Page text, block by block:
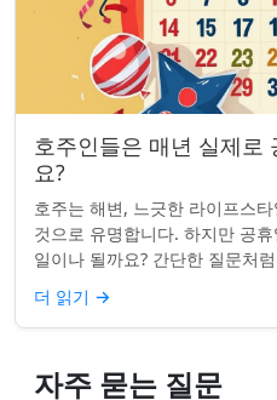
호주인들은 매년 실제로
요?
호주는 해변, 느긋한 라이프스
것으로 유명합니다. 하지만 공
일이나 될까요? 간단한 질문처
하지 않을 수 있습니다. 거주...
더 읽기 →
자주 묻는 질문